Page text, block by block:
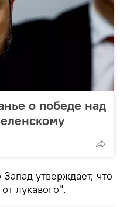
о победе над
утверждает, что
лукавого".